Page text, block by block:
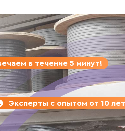
в течение 5 минут!
Эксперты с опытом от 10 лет